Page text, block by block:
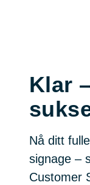
Klar
Nå ditt
signage –
Customer